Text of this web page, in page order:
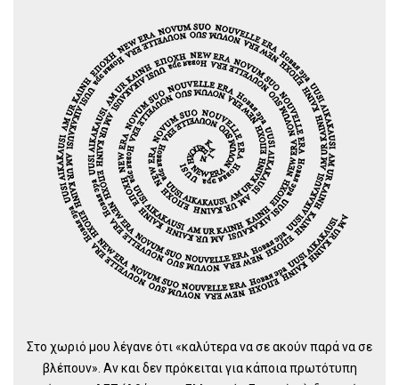
Στο χωριό μου λέγανε ότι «καλύτερα να σε ακούν παρά να σε
βλέπουν». Αν και δεν πρόκειται για κάποια πρωτότυπη